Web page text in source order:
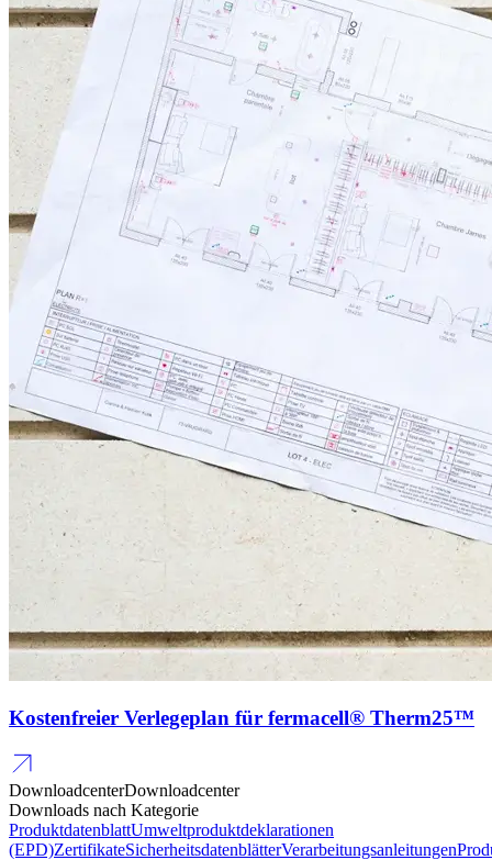
Kostenfreier Verlegeplan für fermacell® Therm25™
DownloadcenterDownloadcenter
Downloads nach Kategorie
ProduktdatenblattUmweltproduktdeklarationen
(EPD)ZertifikateSicherheitsdatenblätterVerarbeitungsanleitungen